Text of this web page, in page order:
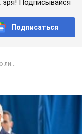
раке